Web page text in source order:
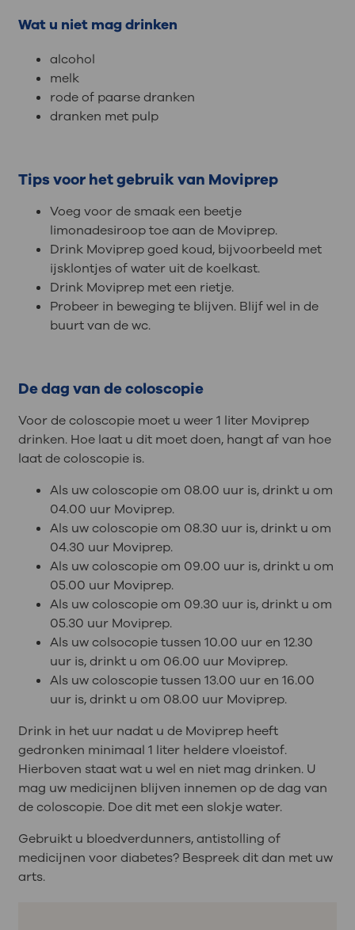
Wat u niet mag drinken
alcohol
melk
rode of paarse dranken
dranken met pulp
Tips voor het gebruik van Moviprep
Voeg voor de smaak een beetje
limonadesiroop toe aan de Moviprep.
Drink Moviprep goed koud, bijvoorbeeld met
ijsklontjes of water uit de koelkast.
Drink Moviprep met een rietje.
Probeer in beweging te blijven. Blijf wel in de
buurt van de wc.
De dag van de coloscopie
Voor de coloscopie moet u weer 1 liter Moviprep
drinken. Hoe laat u dit moet doen, hangt af van hoe
laat de coloscopie is.
Als uw coloscopie om 08.00 uur is, drinkt u om
04.00 uur Moviprep.
Als uw coloscopie om 08.30 uur is, drinkt u om
04.30 uur Moviprep.
Als uw coloscopie om 09.00 uur is, drinkt u om
05.00 uur Moviprep.
Als uw coloscopie om 09.30 uur is, drinkt u om
05.30 uur Moviprep.
Als uw colsocopie tussen 10.00 uur en 12.30
uur is, drinkt u om 06.00 uur Moviprep.
Als uw coloscopie tussen 13.00 uur en 16.00
uur is, drinkt u om 08.00 uur Moviprep.
Drink in het uur nadat u de Moviprep heeft
gedronken minimaal 1 liter heldere vloeistof.
Hierboven staat wat u wel en niet mag drinken. U
mag uw medicijnen blijven innemen op de dag van
de coloscopie. Doe dit met een slokje water.
Gebruikt u bloedverdunners, antistolling of
medicijnen voor diabetes? Bespreek dit dan met uw
arts.